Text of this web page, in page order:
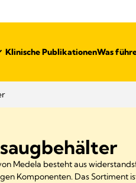
Klinische PublikationenWas
Medela besteht aus
Komponenten. Das Sortiment